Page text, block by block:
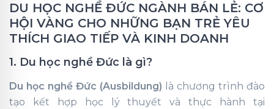
DU HỌC NGHỀ ĐỨC NGÀNH BÁN LẺ: CƠ
HỘI VÀNG CHO NHỮNG BẠN TRẺ YÊU
THÍCH GIAO TIẾP VÀ KINH DOANH
1. Du học nghề Đức là gì?
Du học nghề Đức (Ausbildung) là chương trình đào
tạo kết hợp học lý thuyết và thực hành tại